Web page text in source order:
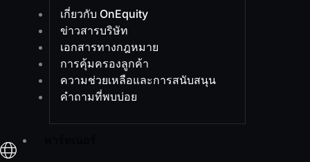
เกี่ยวกับ OnEquity
ข่าวสารบริษัท
เอกสารทางกฎหมาย
การคุ้มครองลูกค้า
ความช่วยเหลือและการสนับสนุน
คำถามที่พบบ่อย